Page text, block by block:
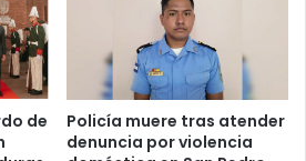
de
Policía muere tras atender
denuncia por violencia